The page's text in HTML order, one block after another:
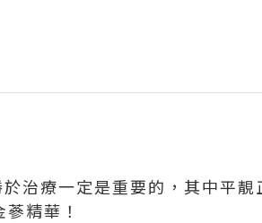
治療一定是重要的，其中平
精華！